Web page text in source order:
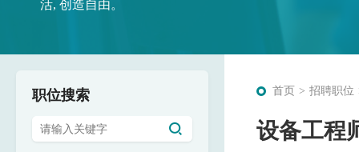
活, 创造自由。
职位搜索 首页 招聘职位
设备工程